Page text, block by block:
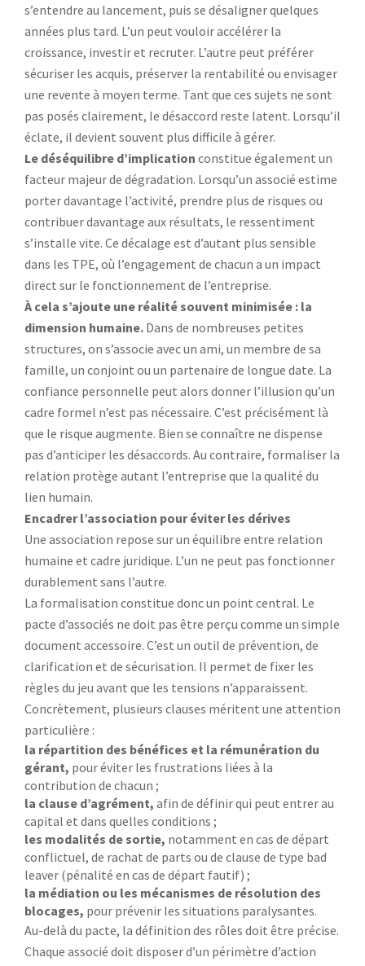
s’entendre au lancement, puis se désaligner quelques
années plus tard. L’un peut vouloir accélérer la
croissance, investir et recruter. L’autre peut préférer
sécuriser les acquis, préserver la rentabilité ou envisager
une revente à moyen terme. Tant que ces sujets ne sont
pas posés clairement, le désaccord reste latent. Lorsqu’il
éclate, il devient souvent plus difficile à gérer.
Le déséquilibre d’implication constitue également un
facteur majeur de dégradation. Lorsqu’un associé estime
porter davantage l’activité, prendre plus de risques ou
contribuer davantage aux résultats, le ressentiment
s’installe vite. Ce décalage est d’autant plus sensible
dans les TPE, où l’engagement de chacun a un impact
direct sur le fonctionnement de l’entreprise.
À cela s’ajoute une réalité souvent minimisée : la
dimension humaine. Dans de nombreuses petites
structures, on s’associe avec un ami, un membre de sa
famille, un conjoint ou un partenaire de longue date. La
confiance personnelle peut alors donner l’illusion qu’un
cadre formel n’est pas nécessaire. C’est précisément là
que le risque augmente. Bien se connaître ne dispense
pas d’anticiper les désaccords. Au contraire, formaliser la
relation protège autant l’entreprise que la qualité du
lien humain.
Encadrer l’association pour éviter les dérives
Une association repose sur un équilibre entre relation
humaine et cadre juridique. L’un ne peut pas fonctionner
durablement sans l’autre.
La formalisation constitue donc un point central. Le
pacte d’associés ne doit pas être perçu comme un simple
document accessoire. C’est un outil de prévention, de
clarification et de sécurisation. Il permet de fixer les
règles du jeu avant que les tensions n’apparaissent.
Concrètement, plusieurs clauses méritent une attention
particulière :
la répartition des bénéfices et la rémunération du
gérant, pour éviter les frustrations liées à la
contribution de chacun ;
la clause d’agrément, afin de définir qui peut entrer au
capital et dans quelles conditions ;
les modalités de sortie, notamment en cas de départ
conflictuel, de rachat de parts ou de clause de type bad
leaver (pénalité en cas de départ fautif) ;
la médiation ou les mécanismes de résolution des
blocages, pour prévenir les situations paralysantes.
Au-delà du pacte, la définition des rôles doit être précise.
Chaque associé doit disposer d’un périmètre d’action